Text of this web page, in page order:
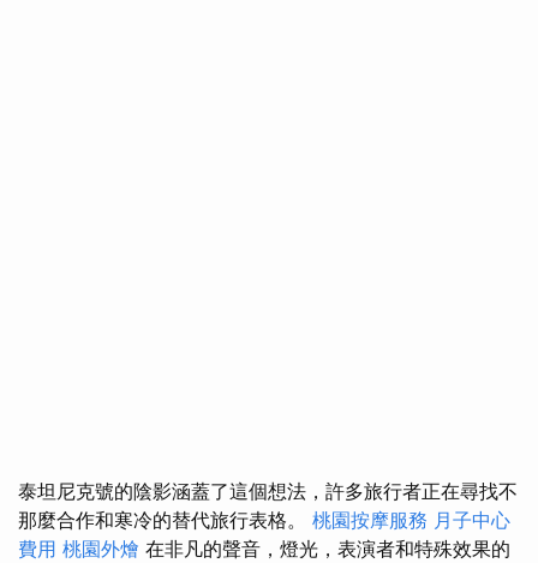
泰坦尼克號的陰影涵蓋了這個想法，許多旅行者正在尋找不
那麼合作和寒冷的替代旅行表格。 桃園按摩服務 月子中心
費用 桃園外燴 在非凡的聲音，燈光，表演者和特殊效果的